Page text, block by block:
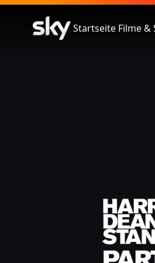
Startseite Filme &
Harry Dean